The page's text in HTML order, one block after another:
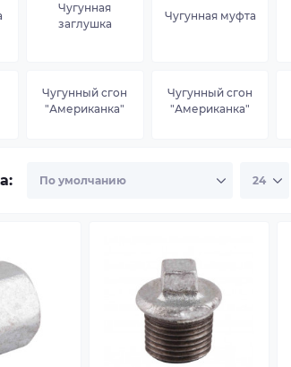
Чугунная
заглушка
Чугунная муфта
Чугунный сгон
"Американка"
Чугунный сгон
"Американка"